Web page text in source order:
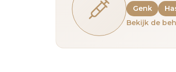
Genk
Bekijk de